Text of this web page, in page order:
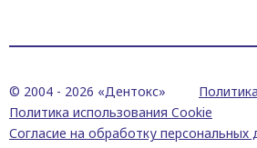
© 2004 - 2026 «Дентокс»
Политика использования Cookie
Согласие на обработку персональных